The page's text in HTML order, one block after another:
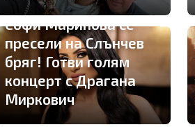
Софи Маринова се
пресели на Слънчев
бряг! Готви голям
концерт с Драгана
Миркович